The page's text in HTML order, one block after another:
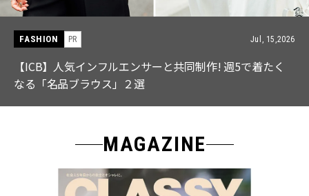
FASHION PR Jul, 15,2026
【ICB】人気インフルエンサーと共同制作! 週5で着たく
なる「名品ブラウス」２選
MAGAZINE